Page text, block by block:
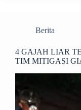
Berita
4 GAJAH LIAR
TIM MITIGASI